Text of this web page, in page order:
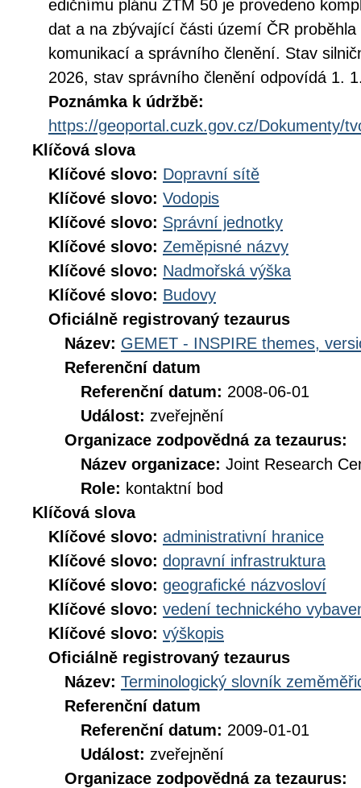
edičnímu plánu ZTM 50 je provedeno
dat a na zbývající části území ČR
komunikací a správního členění. Stav
2026, stav správního členění odpovídá 1.
Poznámka k údržbě:
https://geoportal.cuzk.gov.cz/Dokumenty/
Klíčová slova
Klíčové slovo: Dopravní sítě
Klíčové slovo: Vodopis
Klíčové slovo: Správní jednotky
Klíčové slovo: Zeměpisné názvy
Klíčové slovo: Nadmořská výška
Klíčové slovo: Budovy
Oficiálně registrovaný tezaurus
Název: GEMET - INSPIRE themes,
Referenční datum
Referenční datum: 2008-06-01
Událost: zveřejnění
Organizace zodpovědná za tezaurus:
Název organizace: Joint Research
Role: kontaktní bod
Klíčová slova
Klíčové slovo: administrativní hranice
Klíčové slovo: dopravní infrastruktura
Klíčové slovo: geografické názvosloví
Klíčové slovo: vedení technického
Klíčové slovo: výškopis
Oficiálně registrovaný tezaurus
Název: Terminologický slovník
Referenční datum
Referenční datum: 2009-01-01
Událost: zveřejnění
Organizace zodpovědná za tezaurus: